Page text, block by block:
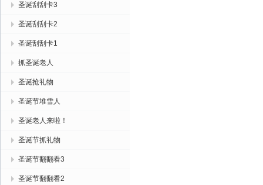
圣诞刮刮卡3
圣诞刮刮卡2
圣诞刮刮卡1
抓圣诞老人
圣诞抢礼物
圣诞节堆雪人
圣诞老人来啦！
圣诞节抓礼物
圣诞节翻翻看3
圣诞节翻翻看2